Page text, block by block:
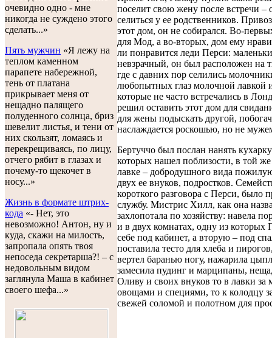
очевидно одно - мне
никогда не суждено этого
сделать...»
Пять мужчин «Я лежу на
теплом каменном
парапете набережной,
тень от платана
прикрывает меня от
нещадно палящего
полуденного солнца, бриз
шевелит листья, и тени от
них скользят, ломаясь и
перекрещиваясь, по лицу,
отчего рябит в глазах и
почему-то щекочет в
носу...»
Жизнь в формате штрих-
кода «- Нет, это
невозможно! Антон, ну и
куда, скажи на милость,
запропала опять твоя
непоседа секретарша?! – с
недовольным видом
заглянула Маша в кабинет
своего шефа...»
поселит свою жену после встречи –
селиться у ее родственников.
этот дом, он не собирался. Во-
для Мод, а во-вторых, дом ему
ли понравится леди Перси:
невзрачный, он был расположен на
где с давних пор селились
любопытных глаз молочной лавкой
которые не часто встречались в
решил оставить этот дом для
для жены подыскать другой,
наслаждается роскошью, но не
Бертуччо был послан нанять
которых нашел поблизости, в той
лавке – добродушного вида
двух ее внуков, подростков.
короткого разговора с Перси, было
службу. Мистрис Хилл, как она
захлопотала по хозяйству: навела
и в двух комнатах, одну из которых
себе под кабинет, а вторую – под
поставила тесто для хлеба и
вертел баранью ногу, нажарила
замесила пудинг и марципаны,
Оливу и своих внуков то в лавки за
овощами и специями, то к колодцу
свежей соломой и полотном для